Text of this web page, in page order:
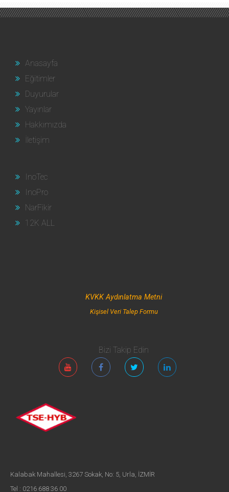
Anasayfa
Eğitimler
Duyurular
Yayınlar
Hakkımızda
İletişim
InoTec
InoPro
NarFikir
12K ALL
KVKK Aydınlatma Metni
Kişisel Veri Talep Formu
Bizi Takip Edin
Kalabak Mahallesi, 3267 Sokak, No: 5, Urla, İZMİR
Tel : 0216 688 36 00